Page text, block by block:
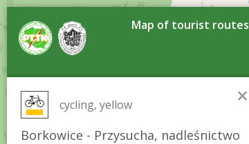
Map of tourist routes
×
cycling, yellow
Borkowice - Przysucha, nadleśnictwo